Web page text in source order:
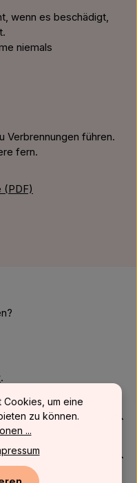
wenn es beschädigt,
niemals
Verbrennungen führen.
fern.
(PDF)
.
um eine
zu können.
...